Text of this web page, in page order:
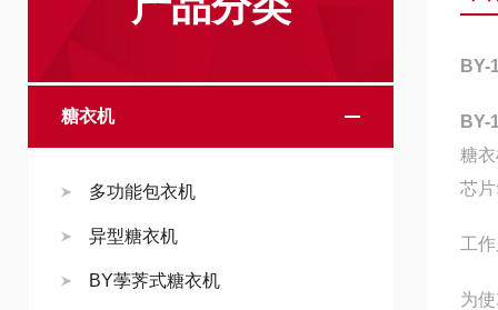
糖衣机
多功能包衣机
异型糖衣机
BY荸荠式糖衣机
BY-
BY-
糖
芯
工
为